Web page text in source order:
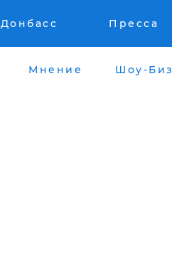
Донбасс Пресса
Мнение Шоу-Биз